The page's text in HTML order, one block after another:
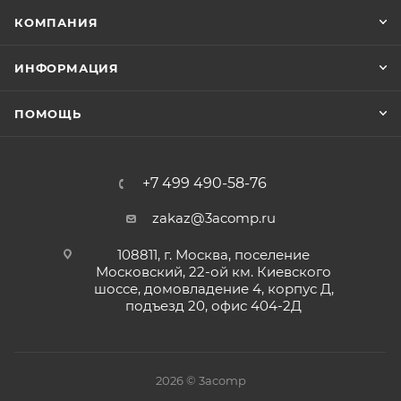
КОМПАНИЯ
ИНФОРМАЦИЯ
ПОМОЩЬ
+7 499 490-58-76
zakaz@3acomp.ru
108811, г. Москва, поселение
Московский, 22-ой км. Киевского
шоссе, домовладение 4, корпус Д,
подъезд 20, офис 404-2Д
2026 © 3acomp